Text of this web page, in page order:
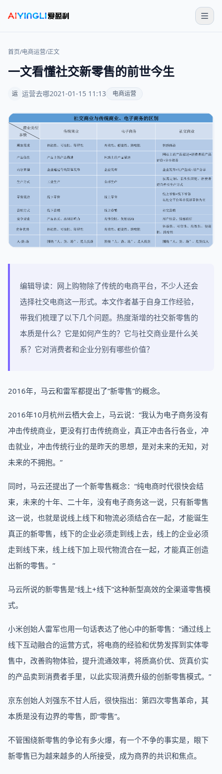
首页/电商运营/正文
一文看懂社交新零售的前世今生
运 运营去哪2021-01-15 11:13 电商运营
编辑导读：网上购物除了传统的电商平台，不少人还会
选择社交电商这一形式。本文作者基于自身工作经验，
带我们梳理了以下几个问题。热度渐增的社交新零售的
本质是什么？它是如何产生的？它与社交商业是什么关
系？它对消费者和企业分别有哪些价值？
2016年，马云和雷军都提出了“新零售”的概念。
2016年10月杭州云栖大会上，马云说：“我认为电子商务没有
冲击传统商业，更没有打击传统商业，真正冲击各行各业，冲
击就业，冲击传统行业的是昨天的思想，是对未来的无知，对
未来的不拥抱。”
同时，马云还提出了一个新零售概念：“纯电商时代很快会结
束，未来的十年、二十年，没有电子商务这一说，只有新零售
这一说，也就是说线上线下和物流必须结合在一起，才能诞生
真正的新零售，线下的企业必须走到线上去，线上的企业必须
走到线下来，线上线下加上现代物流合在一起，才能真正创造
出新的零售。”
马云所说的新零售是“线上+线下”这种新型高效的全渠道零售模
式。
小米创始人雷军也用一句话表达了他心中的新零售：“通过线上
线下互动融合的运营方式，将电商的经验和优势发挥到实体零
售中，改善购物体验，提升流通效率，将质高价优、货真价实
的产品卖到消费者手里，以此实现消费升级的创新零售模式。”
京东创始人刘强东不甘人后，很快指出：第四次零售革命，其
本质是没有边界的零售，即“零售”。
不管围绕新零售的争论有多火爆，有一个不争的事实是，眼下
新零售已为越来越多的人所接受，成为商界的共识和焦点。